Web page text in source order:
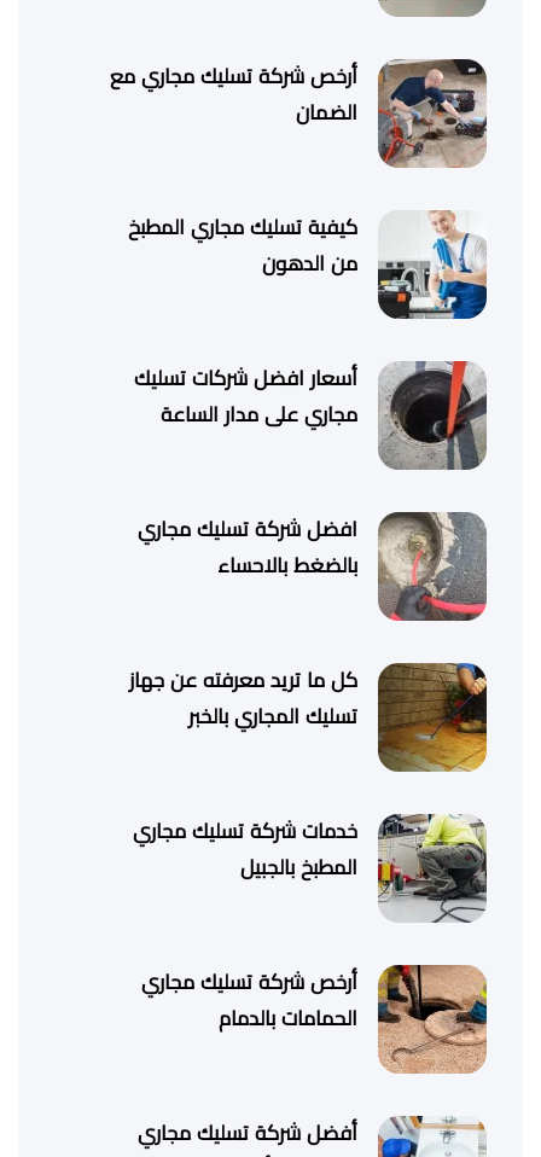
أرخص شركة تسليك مجاري مع
الضمان
كيفية تسليك مجاري المطبخ
من الدهون
أسعار افضل شركات تسليك
مجاري على مدار الساعة
افضل شركة تسليك مجاري
بالضغط بالاحساء
كل ما تريد معرفته عن جهاز
تسليك المجاري بالخبر
خدمات شركة تسليك مجاري
المطبخ بالجبيل
أرخص شركة تسليك مجاري
الحمامات بالدمام
أفضل شركة تسليك مجاري